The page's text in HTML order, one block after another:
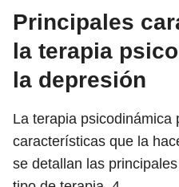
Principales
la terapia
la depresión
La terapia psicodinámica
características que la
se detallan las